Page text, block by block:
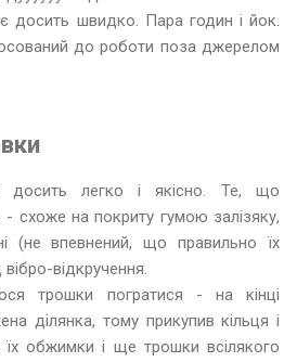
досить швидко. Пара годин і йок.
до роботи поза джерелом
досить легко і якісно. Те, що
- схоже на покриту гумою залізяку,
(не впевнений, що правильно їх
відкручення.
трошки погратися - на кінці
ділянка, тому прикупив кільця і
їх обжимки і ще трошки всілякого